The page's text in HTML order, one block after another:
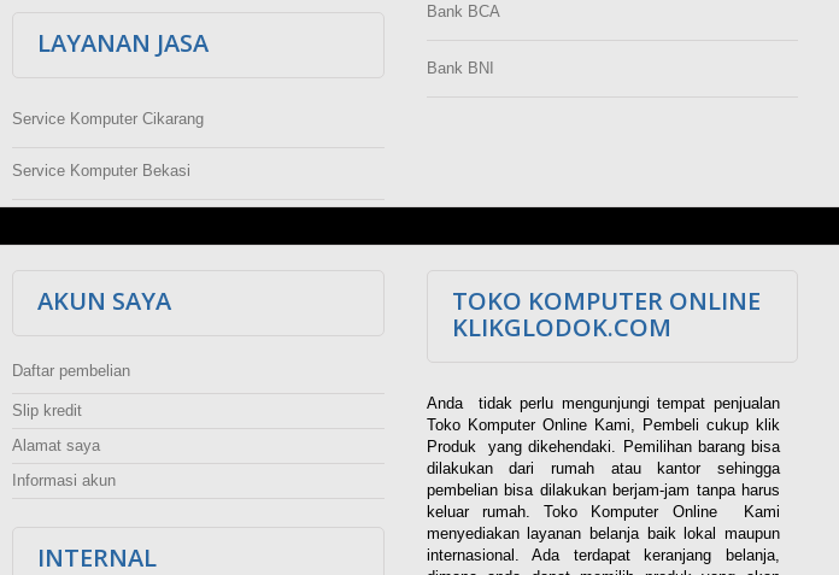
LAYANAN JASA
Service Komputer Cikarang
Service Komputer Bekasi
Bank BCA
Bank BNI
AKUN SAYA
Daftar pembelian
Slip kredit
Alamat saya
Informasi akun
INTERNAL
TOKO KOMPUTER ONLINE
KLIKGLODOK.COM
Anda tidak perlu mengunjungi tempat penjualan
Toko Komputer Online Kami, Pembeli cukup klik
Produk yang dikehendaki. Pemilihan barang bisa
dilakukan dari rumah atau kantor sehingga
pembelian bisa dilakukan berjam-jam tanpa harus
keluar rumah. Toko Komputer Online Kami
menyediakan layanan belanja baik lokal maupun
internasional. Ada terdapat keranjang belanja,